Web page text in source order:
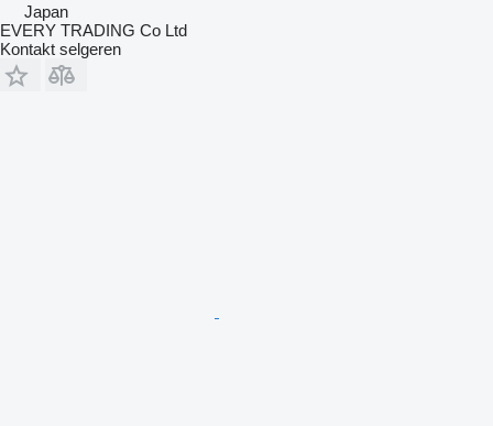
Japan
EVERY TRADING Co Ltd
Kontakt selgeren